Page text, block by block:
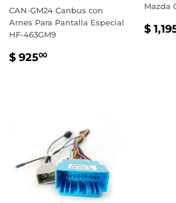
CAN-GM24 Canbus con
Arnes Para Pantalla Especial
HF-463GM9
PRECIO
$ 92500
Mazda
$